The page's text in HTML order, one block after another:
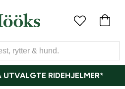
RIDEHJELMER*